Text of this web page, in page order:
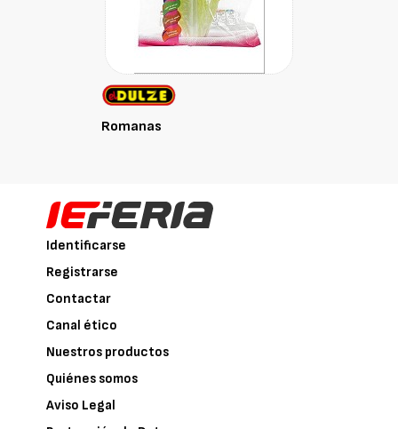
Romanas
Identificarse
Registrarse
Contactar
Canal ético
Nuestros productos
Quiénes somos
Aviso Legal